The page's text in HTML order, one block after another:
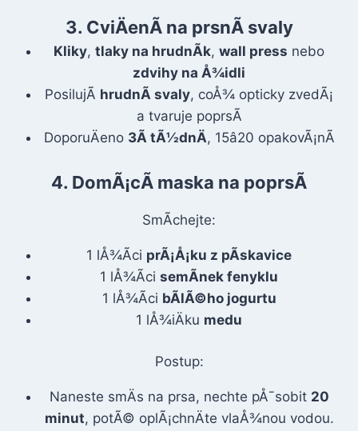
3. CviÄenÃ­ na prsnÃ­ svaly
Kliky,tlaky na hrudnÃ­k,wall press nebo
zdvihy na Å¾idli
PosilujÃ­ hrudnÃ­ svaly, coÅ¾ opticky zvedÃ¡
a tvaruje poprsÃ­
DoporuÄeno 3Ã tÃ½dnÄ, 15â20 opakovÃ¡nÃ­
4. DomÃ¡cÃ­ maska na poprsÃ­
SmÃ­chejte:
1 lÅ¾Ã­ci prÃ¡Å¡ku z pÃ­skavice
1 lÅ¾Ã­cisemÃ­nek fenyklu
1 lÅ¾Ã­ci bÃ­lÃ©ho jogurtu
1 lÅ¾iÄku medu
Postup:
Naneste smÄs na prsa, nechte pÅ¯sobit 20
minut, potÃ© oplÃ¡chnÄte vlaÅ¾nou vodou.